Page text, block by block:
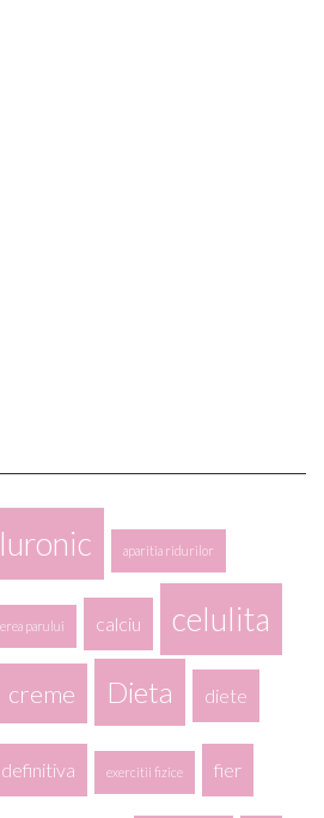
aparitia ridurilor
parului calciu celulita
creme Dieta diete
exercitii fizice fier